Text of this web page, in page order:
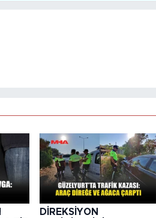
DİREKSİYON